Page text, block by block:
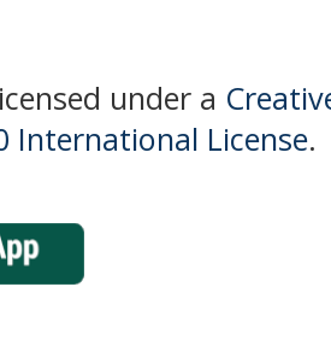
under a
International License.